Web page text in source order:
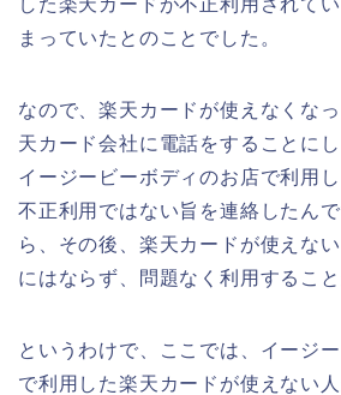
まっていたとのことでした。
なので、楽天カードが使えなくな
天カード会社に電話をすることに
イージービーボディのお店で利用
不正利用ではない旨を連絡したん
ら、その後、楽天カードが使えな
にはならず、問題なく利用するこ
というわけで、ここでは、イージ
で利用した楽天カードが使えない